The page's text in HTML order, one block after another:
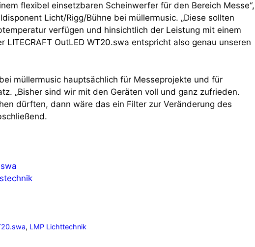
flexibel einsetzbaren Scheinwerfer für den Bereich Messe“,
Licht/Rigg/Bühne bei müllermusic. „Diese sollten
verfügen und hinsichtlich der Leistung mit einem
LITECRAFT OutLED WT20.swa entspricht also genau unseren
müllermusic hauptsächlich für Messeprojekte und für
„Bisher sind wir mit den Geräten voll und ganz zufrieden.
dürften, dann wäre das ein Filter zur Veränderung des
, LMP Lichttechnik